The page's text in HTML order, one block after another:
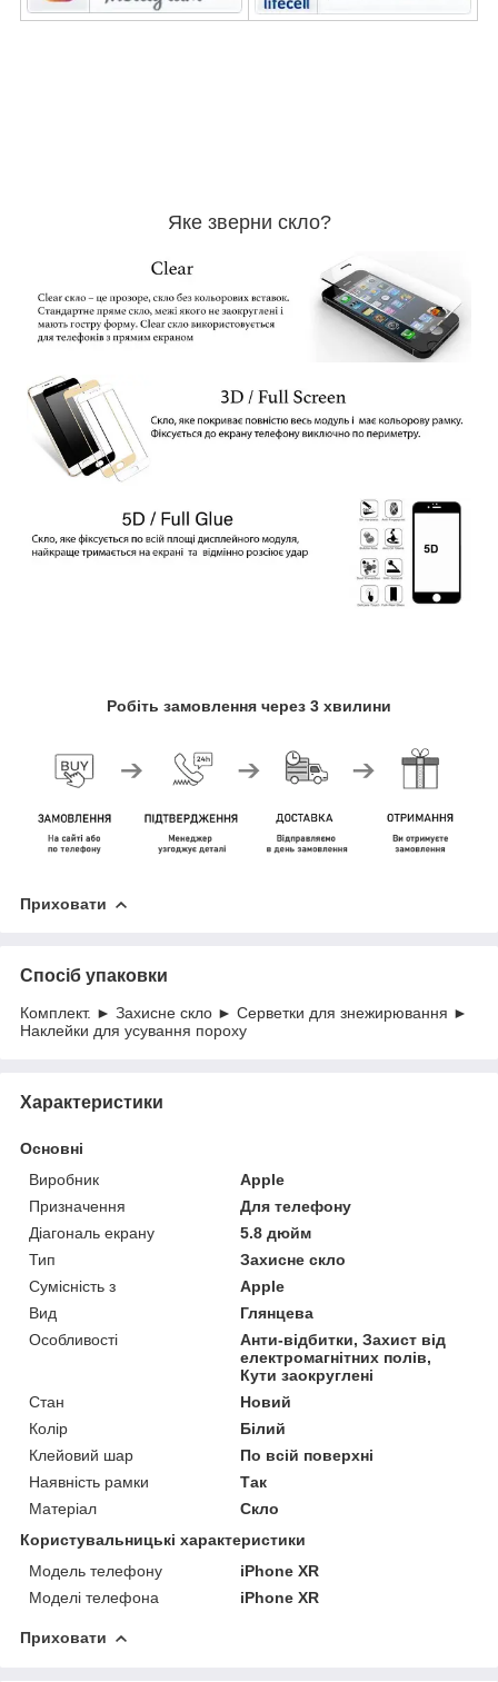
Яке зверни скло?
Робіть замовлення через 3 хвилини
Приховати
Спосіб упаковки
Комплект. ► Захисне скло ► Серветки для знежирювання ►
Наклейки для усування пороху
Характеристики
Основні
Виробник
Apple
Призначення
Для телефону
Діагональ екрану
5.8 дюйм
Тип
Захисне скло
Сумісність з
Apple
Вид
Глянцева
Особливості
Анти-відбитки, Захист від
електромагнітних полів,
Кути заокруглені
Стан
Новий
Колір
Білий
Клейовий шар
По всій поверхні
Наявність рамки
Так
Матеріал
Скло
Користувальницькі характеристики
Модель телефону
iPhone XR
Моделі телефона
iPhone XR
Приховати